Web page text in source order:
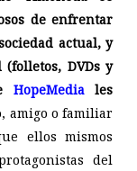
de enfrentar
actual, y
DVDs y
HopeMediales
amigo o familiar
ellos mismos
del